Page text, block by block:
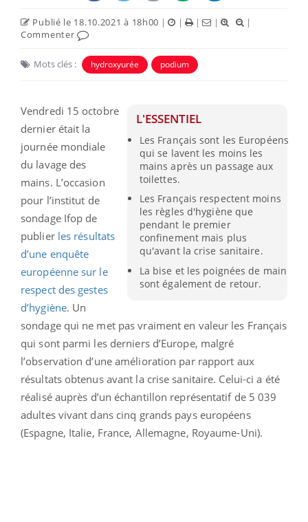
Publié le 18.10.2021 à 18h00 | | | |
|
Commenter
Mots clés : hydroxyurée podium
L'ESSENTIEL
Les Français sont les Européens
qui se lavent les moins les
mains après un passage aux
toilettes.
Les Français respectent moins
les règles d'hygiène que
pendant le premier
confinement mais plus
qu'avant la crise sanitaire.
La bise et les poignées de main
sont également de retour.
Vendredi 15 octobre
dernier était la
journée mondiale
du lavage des
mains. L’occasion
pour l’institut de
sondage Ifop de
publier les résultats
d’une enquête
européenne sur le
respect des gestes
d’hygiène. Un
sondage qui ne met pas vraiment en valeur les Français
qui sont parmi les derniers d’Europe, malgré
l’observation d’une amélioration par rapport aux
résultats obtenus avant la crise sanitaire. Celui-ci a été
réalisé auprès d’un échantillon représentatif de 5 039
adultes vivant dans cinq grands pays européens
(Espagne, Italie, France, Allemagne, Royaume-Uni).